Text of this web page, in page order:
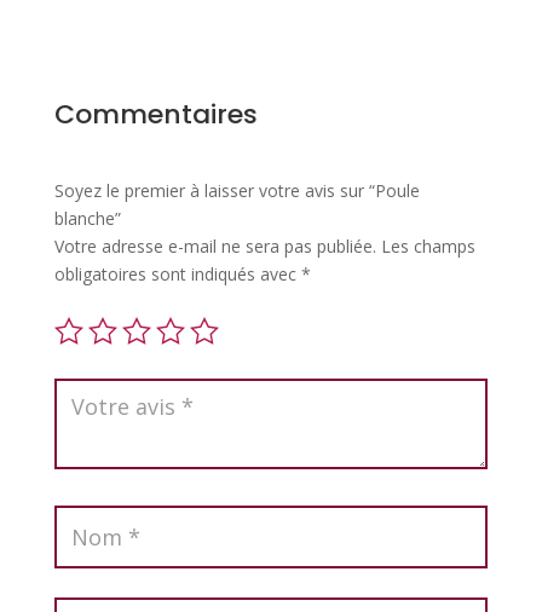
Commentaires
Soyez le premier à laisser votre avis sur “Poule
blanche”
Votre adresse e-mail ne sera pas publiée. Les champs
obligatoires sont indiqués avec *